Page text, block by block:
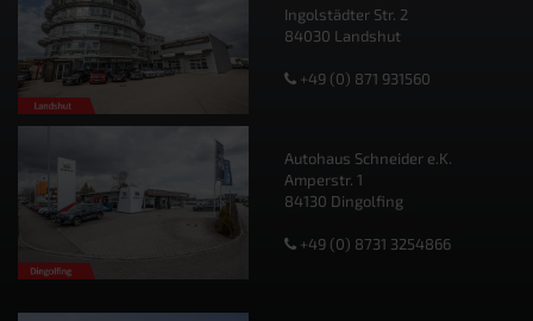
Ingolstädter Str. 2
84030 Landshut
+49 (0) 871 931560
Autohaus Schneider e.K.
Amperstr. 1
84130 Dingolfing
+49 (0) 8731 3254866